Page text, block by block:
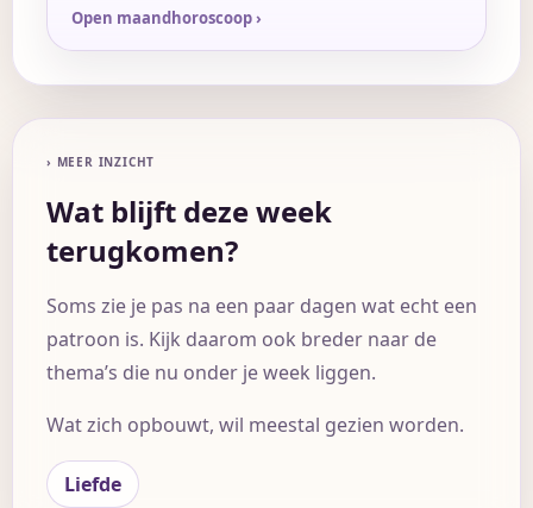
Open maandhoroscoop›
› MEER INZICHT
Wat blijft deze week
terugkomen?
Soms zie je pas na een paar dagen wat echt een
patroon is. Kijk daarom ook breder naar de
thema’s die nu onder je week liggen.
Wat zich opbouwt, wil meestal gezien worden.
Liefde